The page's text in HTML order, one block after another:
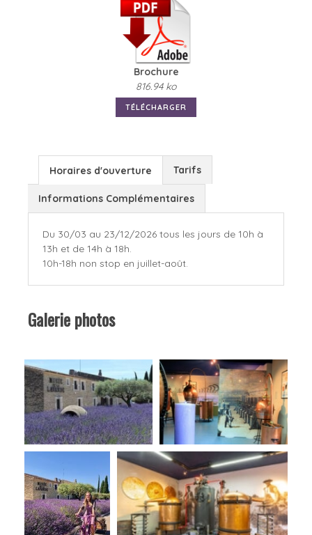
Brochure
816.94 ko
TÉLÉCHARGER
Horaires d'ouverture Tarifs
Informations Complémentaires
Du 30/03 au 23/12/2026 tous les jours de 10h à
13h et de 14h à 18h.
10h-18h non stop en juillet-août.
Galerie photos